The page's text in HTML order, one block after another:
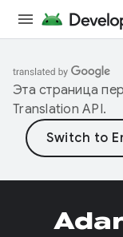
Эта страница
Translation API.